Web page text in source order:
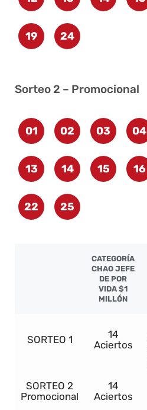
19 24
Sorteo 2 – Promocional
01 02 03 04
13 14 15 16
22 25
CATEGORÍA
CHAO JEFE
DE POR
VIDA $1
MILLÓN
SORTEO 1
14
Aciertos
SORTEO 2
Promocional
14
Aciertos